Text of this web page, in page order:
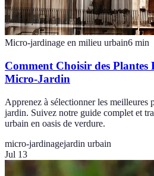
Micro-jardinage en milieu urbain6 min
Comment Choisir des Plantes
Micro-Jardin
Apprenez à sélectionner les meilleures
jardin. Suivez notre guide complet et
urbain en oasis de verdure.
micro-jardinagejardin urbain
Jul 13